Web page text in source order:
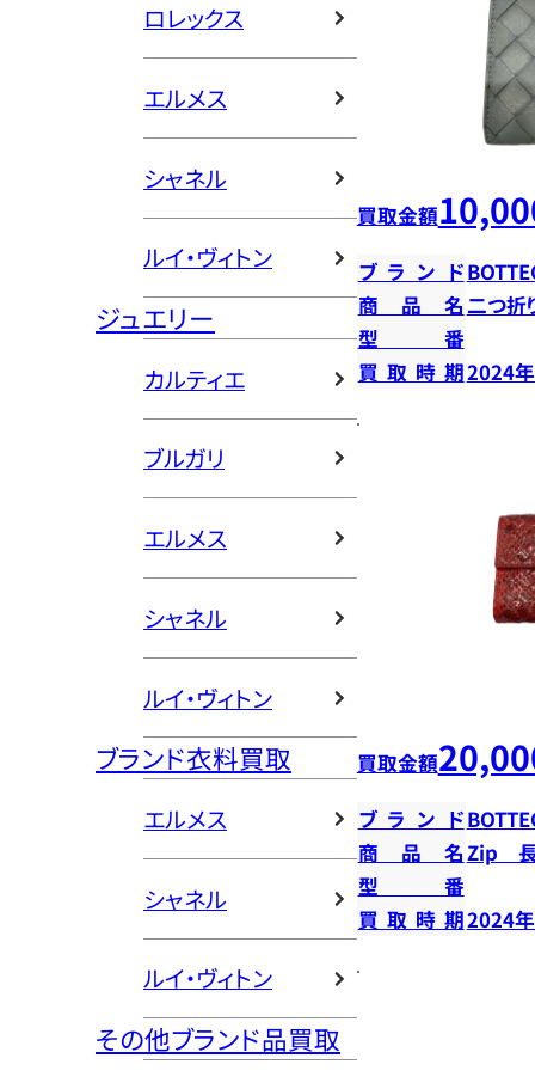
ロレックス
エルメス
シャネル
ルイ・ヴィトン
ジュエリー
カルティエ
ブルガリ
エルメス
シャネル
ルイ・ヴィトン
ブランド衣料買取
エルメス
シャネル
ルイ・ヴィトン
その他ブランド品買取
買取金額
ブランド
商品名二つ折
型番
買取時期2024
買取金額
ブランド
商品名Zip
型番
買取時期2024